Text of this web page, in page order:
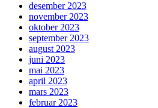
desember 2023
november 2023
oktober 2023
september 2023
august 2023
juni 2023
mai 2023
april 2023
mars 2023
februar 2023